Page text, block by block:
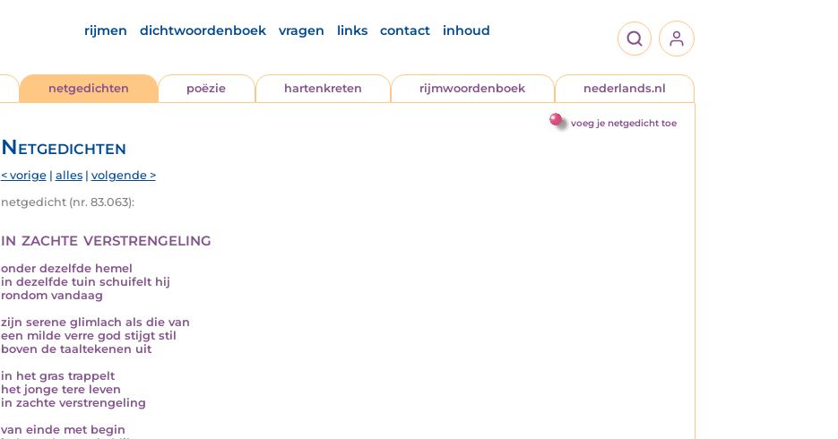
rijmen dichtwoordenboek vragen links contact inhoud
netgedichten poëzie hartenkreten rijmwoordenboek nederlands.nl
voeg je netgedicht toe
Netgedichten
< vorige| alles| volgende >
netgedicht (nr. 83.063):
in zachte verstrengeling
onder dezelfde hemel
in dezelfde tuin schuifelt hij
rondom vandaag
zijn serene glimlach als die van
een milde verre god stijgt stil
boven de taaltekenen uit
in het gras trappelt
het jonge tere leven
in zachte verstrengeling
van einde met begin